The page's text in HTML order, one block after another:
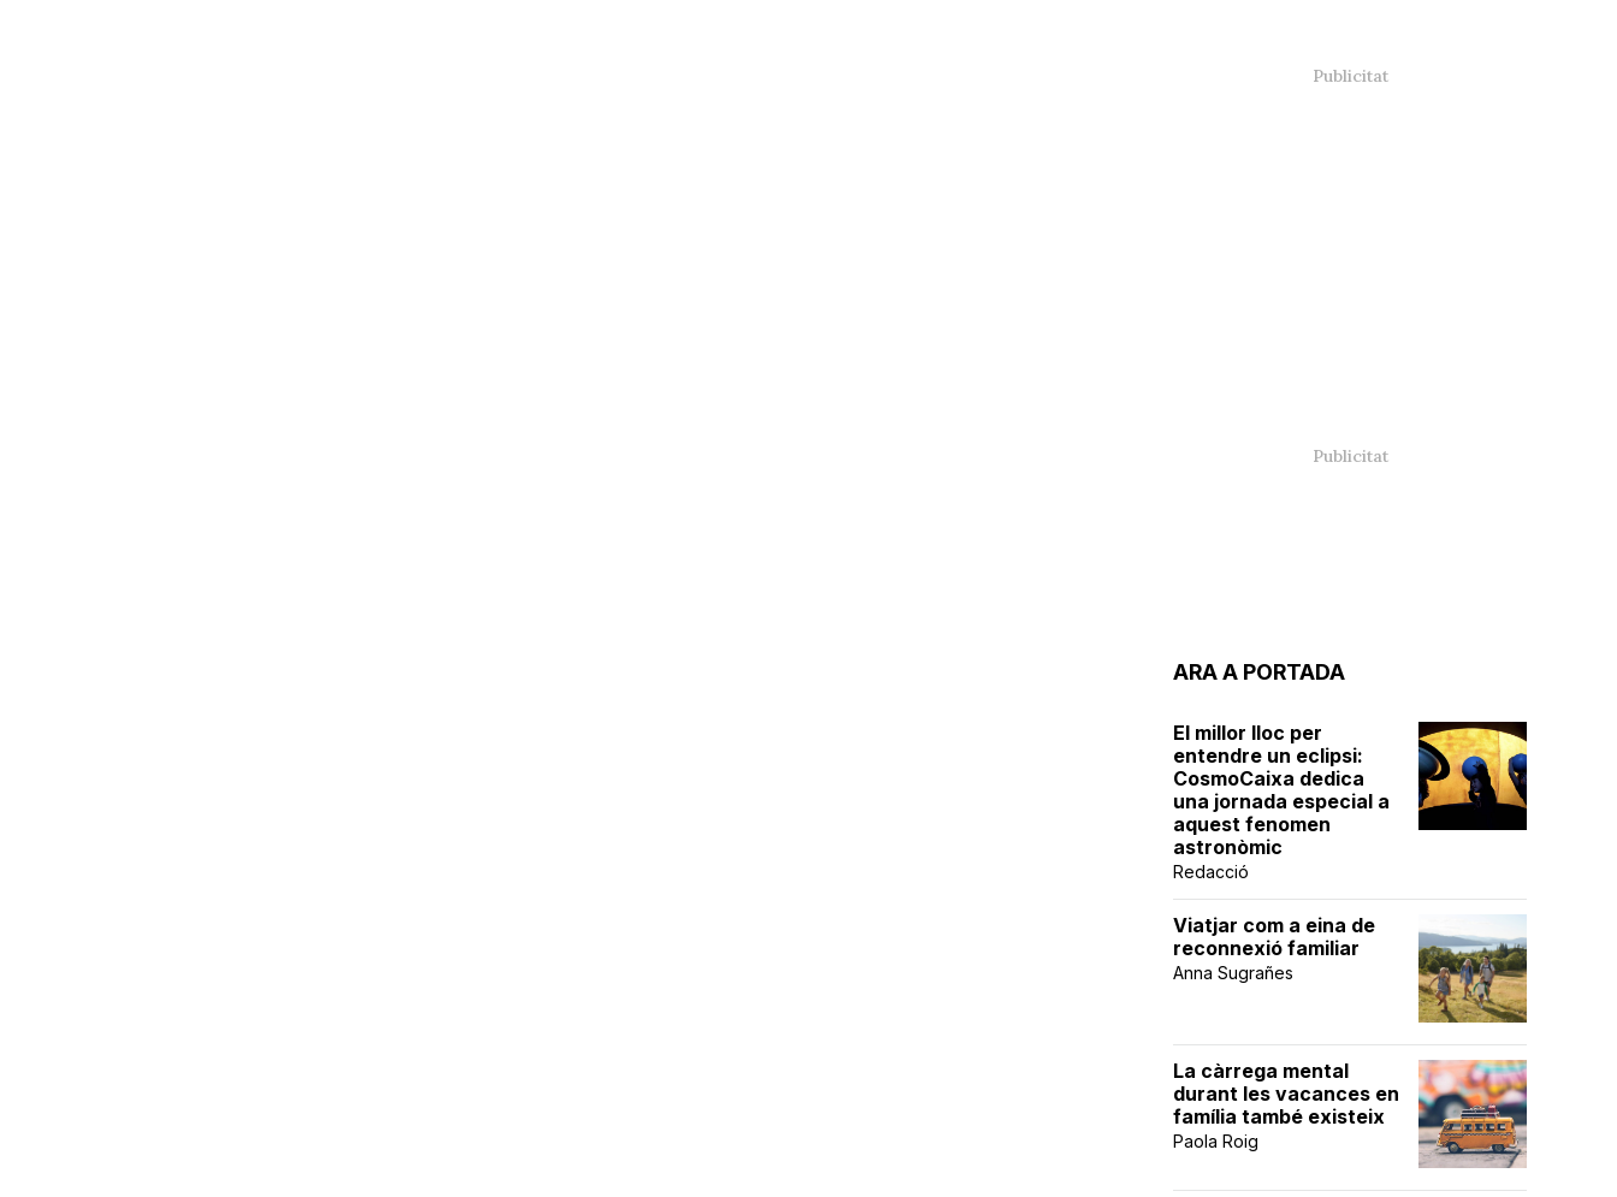
ARA A PORTADA
El millor lloc per
entendre un eclipsi:
CosmoCaixa dedica
una jornada especial a
aquest fenomen
astronòmic
Redacció
Viatjar com a eina de
reconnexió familiar
Anna Sugrañes
La càrrega mental
durant les vacances en
família també existeix
Paola Roig